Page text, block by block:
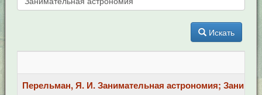
Искать
Перельман, Я. И. Занимательная астрономия;